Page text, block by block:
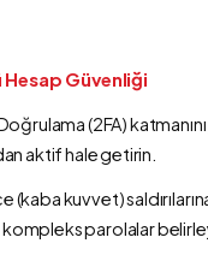
Güvenliği
(2FA)
aktif hale getirin.
kuvvet) saldırılarına
parolalar